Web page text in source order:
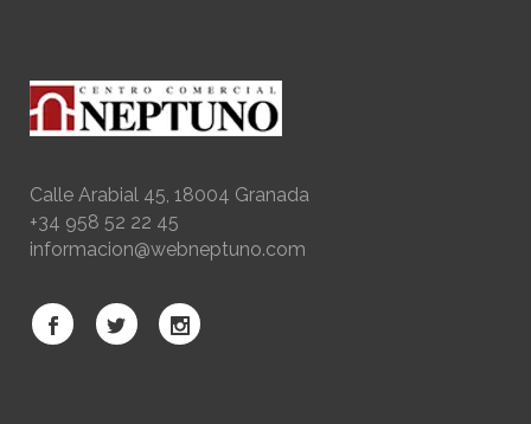
Calle Arabial 45, 18004 Granada
+34 958 52 22 45
informacion@webneptuno.com